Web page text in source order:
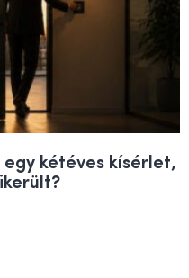
kétéves kísérlet,